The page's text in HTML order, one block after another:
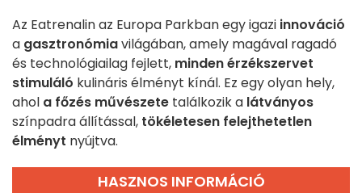
Az Eatrenalin az Europa Parkban egy igazi innováció
a gasztronómiavilágában, amely magával ragadó
és technológiailag fejlett, minden érzékszervet
stimuláló kulináris élményt kínál. Ez egy olyan hely,
ahol a főzés művészete találkozik a látványos
színpadra állítással, tökéletesen felejthetetlen
élményt nyújtva.
HASZNOS INFORMÁCIÓ